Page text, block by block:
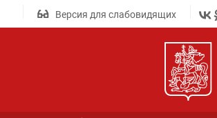
Версия для слабовидящих